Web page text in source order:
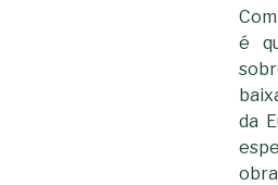
é
da